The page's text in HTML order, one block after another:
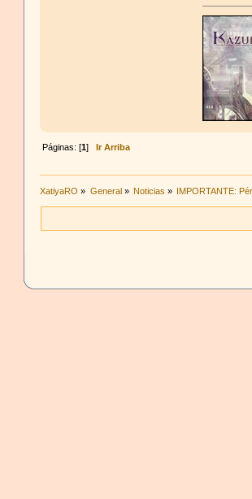
Páginas: [1] Ir Arriba
XatiyaRO » General» Noticias » IMPORTANTE: